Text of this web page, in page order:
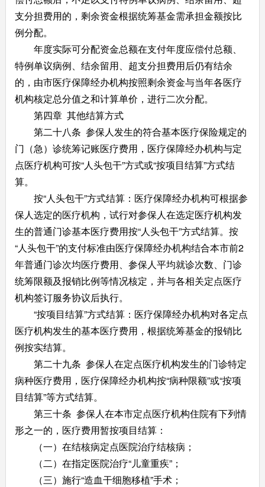
支分担费用的，剩余资金根据统筹基金需承担金额按比
例分配。
年度实际可分配资金总额在支付年度应偿付总额、
特例单议病例、结余留用、超支分担费用后仍有结余
的，由市医疗保障经办机构按照剩余资金与当年各医疗
机构核定总分值之和计算单价，进行二次分配。
第四章 其他结算方式
第二十八条 参保人发生的符合基本医疗保险规定的
门（急）诊统筹记账医疗费用，医疗保障经办机构与定
点医疗机构可按“人头包干”方式或“按项目结算”方式结
算。
按“人头包干”方式结算：医疗保障经办机构可根据参
保人选定的医疗机构，试行对参保人在选定医疗机构发
生的普通门诊基本医疗费用按“人头包干”方式结算。按
“人头包干”的支付标准由医疗保障经办机构结合本市前2
年普通门诊次均医疗费用、参保人平均就诊次数、门诊
统筹限额及报销比例等情况核定，并与各相关定点医疗
机构签订服务协议后执行。
“按项目结算”方式结算：医疗保障经办机构对各定点
医疗机构发生的基本医疗费用，根据统筹基金的报销比
例按实结算。
第二十九条 参保人在定点医疗机构发生的门诊特定
病种医疗费用，医疗保障经办机构按“病种限额”或“按项
目结算”等方式结算。
第三十条 参保人在本市定点医疗机构住院有下列情
形之一的，医疗费用暂按项目结算：
（一）在结核病定点医院治疗结核病；
（二）在指定医院治疗“儿童重疾”；
（三）施行“造血干细胞移植”手术；